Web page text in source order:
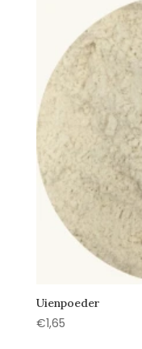
Uienpoeder
€1,65